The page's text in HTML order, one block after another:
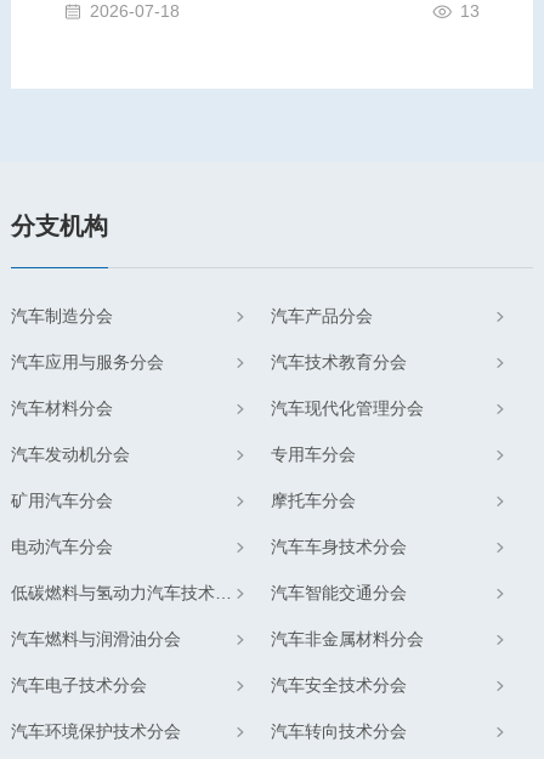
2026-07-18 13
分支机构
汽车制造分会 汽车产品分会
汽车应用与服务分会 汽车技术教育分会
汽车材料分会 汽车现代化管理分会
汽车发动机分会 专用车分会
矿用汽车分会 摩托车分会
电动汽车分会 汽车车身技术分会
低碳燃料与氢动力汽车技术分会 汽车智能交通分会
汽车燃料与润滑油分会 汽车非金属材料分会
汽车电子技术分会 汽车安全技术分会
汽车环境保护技术分会 汽车转向技术分会